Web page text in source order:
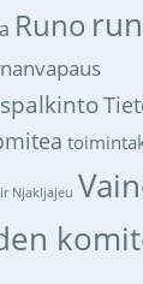
Runo
Njakljajeu